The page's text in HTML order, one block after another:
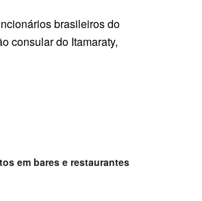
brasileiros do
consular do Itamaraty,
em bares e restaurantes